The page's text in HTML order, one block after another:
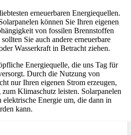
erneuerbaren Energiequellen.
können Sie Ihren eigenen
von fossilen Brennstoffen
Sie auch andere erneuerbare
Wasserkraft in Betracht ziehen.
Energiequelle, die uns Tag für
Durch die Nutzung von
nur Ihren eigenen Strom erzeugen,
Klimaschutz leisten. Solarpanelen
Energie um, die dann in
kann.